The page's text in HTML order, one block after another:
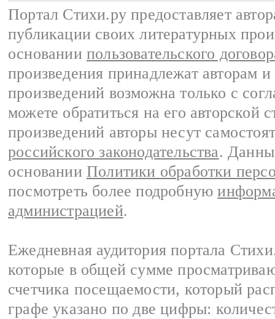
Портал Стихи.ру предоставляет
публикации своих литературных
основании пользовательского
произведения принадлежат авторам
произведений возможна только с
можете обратиться на его авторской
произведений авторы несут
российского законодательства.
основании Политики обработки
посмотреть более подробную
администрацией.
Ежедневная аудитория портала
которые в общей сумме
счетчика посещаемости, который
графе указано по две цифры: